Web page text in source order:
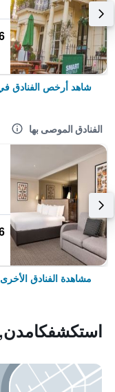
شاهد أرخص الفنادق
الفنادق الموصى بها
مشاهدة الفنادق